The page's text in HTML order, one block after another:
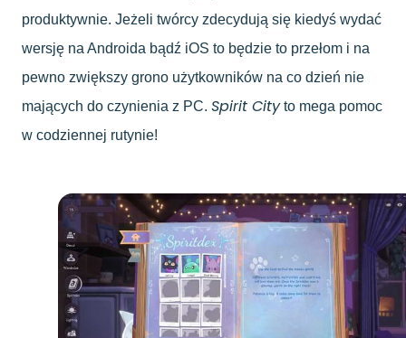
produktywnie. Jeżeli twórcy zdecydują się kiedyś wydać
wersję na Androida bądź iOS to będzie to przełom i na
pewno zwiększy grono użytkowników na co dzień nie
mających do czynienia z PC. Spirit Cityto mega pomoc
w codziennej rutynie!